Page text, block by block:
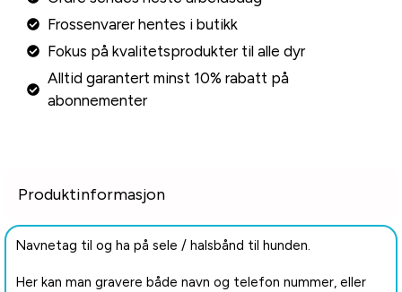
Frossenvarer hentes i butikk
Fokus på kvalitetsprodukter til alle dyr
Alltid garantert minst 10% rabatt på
abonnementer
Produktinformasjon
Navnetag til og ha på sele / halsbånd til hunden.
Her kan man gravere både navn og telefon nummer, eller